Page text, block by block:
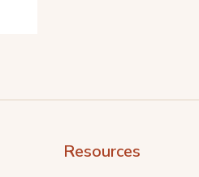
Resources